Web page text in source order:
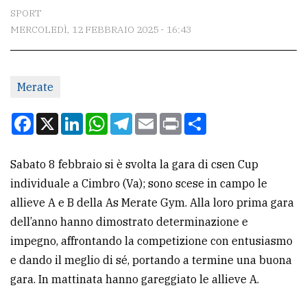
CONTATTI
Scrivici
Per
la
pubblicità
CERCA
Cerca
per
SPORT
MERCOLEDÌ, 12 FEBBRAIO 2025 - 16:43
Merate
Facebook
X LinkedInWhatsApp
Telegram
EmailPrint
Sabato 8 febbraio si è svolta la gara di csen Cup
individuale a Cimbro (Va); sono scese in campo le
allieve A e B della As Merate Gym. Alla loro prima gara
dell’anno hanno dimostrato determinazione e
impegno, affrontando la competizione con entusiasmo
e dando il meglio di sé, portando a termine una buona
gara. In mattinata hanno gareggiato le allieve A.